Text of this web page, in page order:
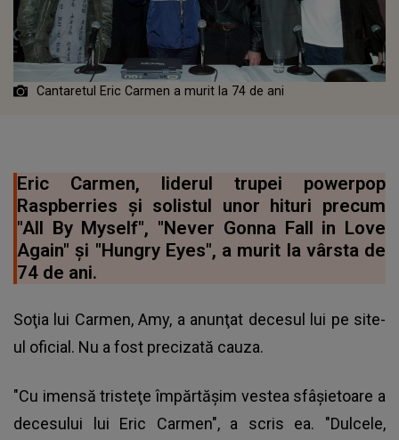
Cantaretul Eric Carmen a murit la 74 de ani
Eric Carmen, liderul trupei powerpop
Raspberries şi solistul unor hituri precum
"All By Myself", "Never Gonna Fall in Love
Again" şi "Hungry Eyes", a murit la vârsta de
74 de ani.
Soţia lui Carmen, Amy, a anunţat decesul lui pe site-
ul oficial. Nu a fost precizată cauza.
"Cu imensă tristeţe împărtăşim vestea sfâşietoare a
decesului lui Eric Carmen", a scris ea. "Dulcele,